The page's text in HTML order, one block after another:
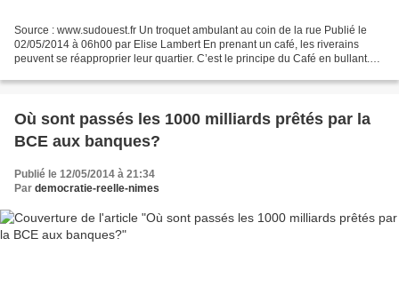
Source : www.sudouest.fr Un troquet ambulant au coin de la rue Publié le
02/05/2014 à 06h00 par Elise Lambert En prenant un café, les riverains
peuvent se réapproprier leur quartier. C’est le principe du Café en bullant.
Où sont passés les 1000 milliards prêtés par la
BCE aux banques?
Publié le 12/05/2014 à 21:34
Par democratie-reelle-nimes